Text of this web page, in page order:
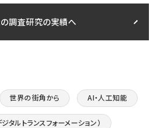
調査研究の実績へ
世界の街角から AI・人工知能
ジタルトランスフォーメーション）